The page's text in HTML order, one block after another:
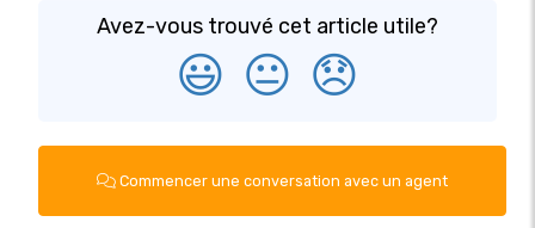
Avez-vous trouvé cet article utile?
😃 😐 😞
Commencer une conversation avec un agent